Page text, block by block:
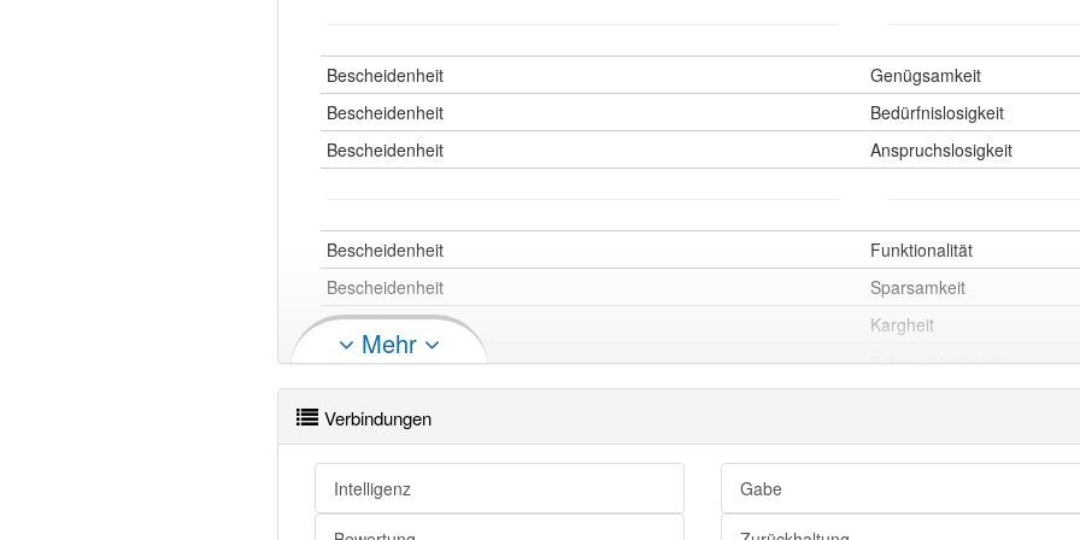
Bescheidenheit
Genügsamkeit
Bescheidenheit
Bedürfnislosigkeit
Bescheidenheit
Anspruchslosigkeit
Bescheidenheit
Funktionalität
Bescheidenheit
Sparsamkeit
Bescheidenheit
Kargheit
Bescheidenheit
Schmucklosigkeit
Bescheidenheit
Bescheidenheit
Schlichtheit
Mehr
Verbindungen
Intelligenz Gabe